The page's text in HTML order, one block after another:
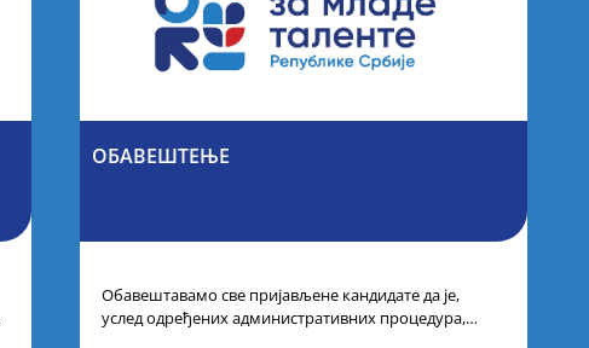
ОБАВЕШТЕЊЕ
Обавештавамо све пријављене кандидате да је,
услед одређених административних процедура,